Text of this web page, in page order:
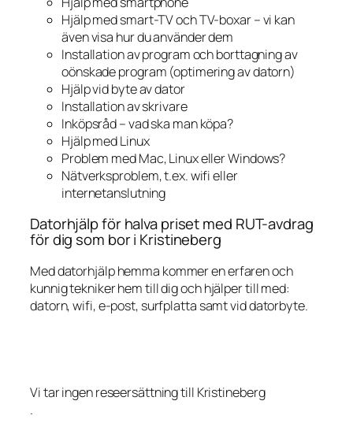
Hjälp med smart-TV och TV-boxar – vi kan
även visa hur du använder dem
Installation av program och borttagning av
oönskade program (optimering av datorn)
Hjälp vid byte av dator
Installation av skrivare
Inköpsråd – vad ska man köpa?
Hjälp med Linux
Problem med Mac, Linux eller Windows?
Nätverksproblem, t.ex. wifi eller
internetanslutning
Datorhjälp för halva priset med RUT-avdrag
för dig som bor i Kristineberg
Med datorhjälp hemma kommer en erfaren och
kunnig tekniker hem till dig och hjälper till med:
datorn, wifi, e-post, surfplatta samt vid datorbyte.
Vi tar ingen reseersättning till Kristineberg
.